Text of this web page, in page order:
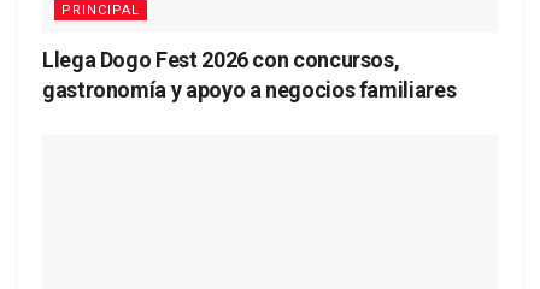
PRINCIPAL
Llega Dogo Fest 2026 con concursos,
gastronomía y apoyo a negocios familiares